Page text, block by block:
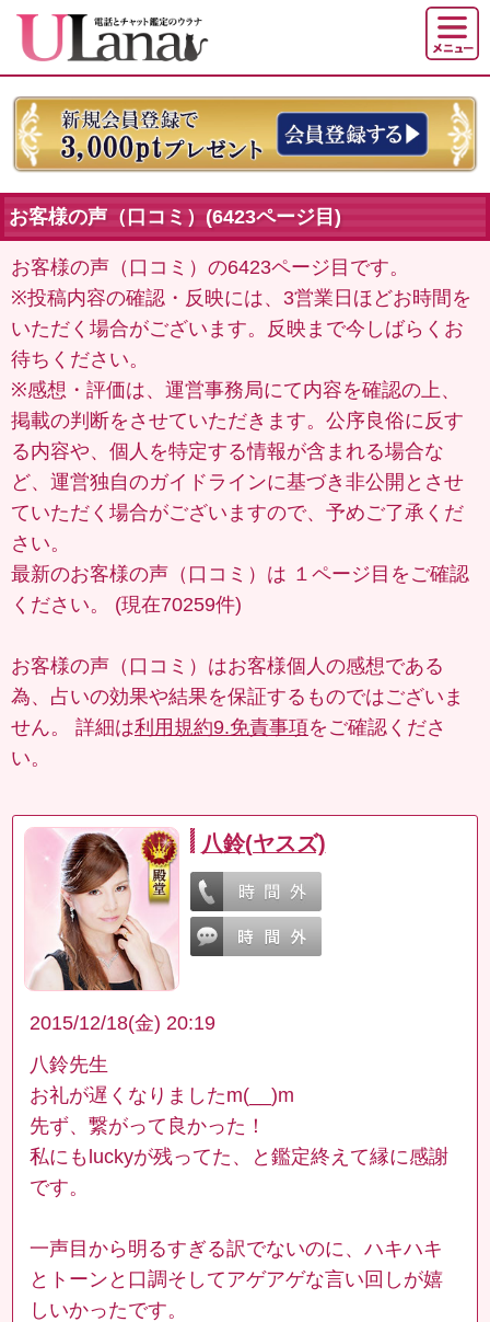
お客様の声（口コミ）(6423ページ目)
お客様の声（口コミ）の6423ページ目です。
※投稿内容の確認・反映には、3営業日ほどお時間を
いただく場合がございます。反映まで今しばらくお
待ちください。
※感想・評価は、運営事務局にて内容を確認の上、
掲載の判断をさせていただきます。公序良俗に反す
る内容や、個人を特定する情報が含まれる場合な
ど、運営独自のガイドラインに基づき非公開とさせ
ていただく場合がございますので、予めご了承くだ
さい。
最新のお客様の声（口コミ）は １ページ目 をご確認
ください。 (現在70259件)
お客様の声（口コミ）はお客様個人の感想である
為、占いの効果や結果を保証するものではございま
せん。 詳細は利用規約9.免責事項をご確認くださ
い。
八鈴(ヤスズ)
2015/12/18(金) 20:19
八鈴先生
お礼が遅くなりましたm(__)m
先ず、繋がって良かった！
私にもluckyが残ってた、と鑑定終えて縁に感謝
です。
一声目から明るすぎる訳でないのに、ハキハキ
とトーンと口調そしてアゲアゲな言い回しが嬉
しいかったです。